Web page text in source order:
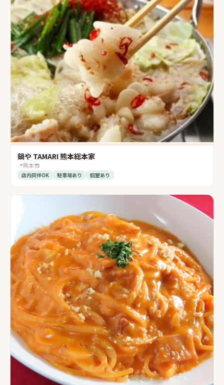
鍋や TAMARI 熊本総本家
📍熊本市
店内同伴OK 駐車場あり 個室あり